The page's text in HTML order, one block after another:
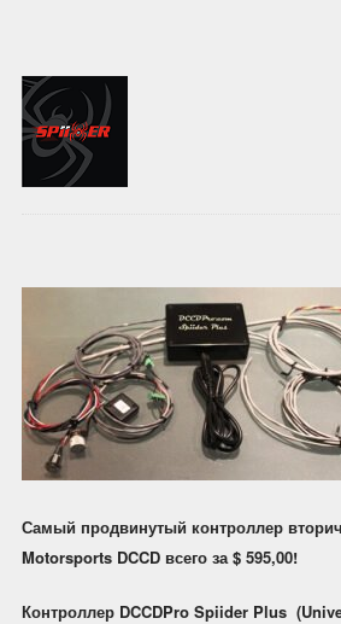
Самый продвинутый контроллер
Motorsports DCCD всего за $ 595,00!
Контроллер DCCDPro Spiider Plus